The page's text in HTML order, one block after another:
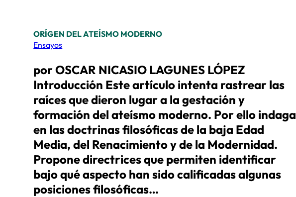
ORÍGEN DEL ATEÍSMO MODERNO
Ensayos
por OSCAR NICASIO LAGUNES LÓPEZ
Introducción Este artículo intenta rastrear las
raíces que dieron lugar a la gestación y
formación del ateísmo moderno. Por ello indaga
en las doctrinas filosóficas de la baja Edad
Media, del Renacimiento y de la Modernidad.
Propone directrices que permiten identificar
bajo qué aspecto han sido calificadas algunas
posiciones filosóficas…